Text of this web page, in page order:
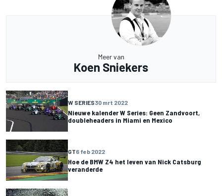
Meer van
Koen Sniekers
W SERIES30 mrt 2022
Nieuwe kalender W Series: Geen Zandvoort,
doubleheaders in Miami en Mexico
GT6 feb 2022
Hoe de BMW Z4 het leven van Nick Catsburg
veranderde